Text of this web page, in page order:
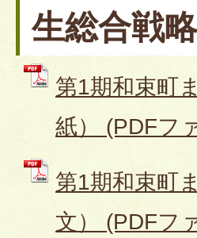
生総合戦
第1期和束町
紙） (PDFフ
第1期和束町
文） (PDFフ